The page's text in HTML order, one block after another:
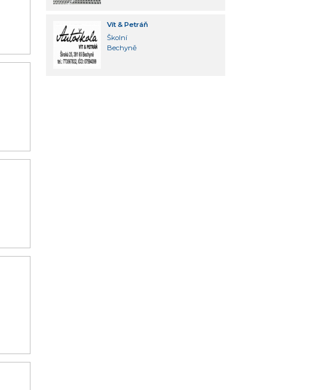
Vít & Petráň
Školní
Bechyně